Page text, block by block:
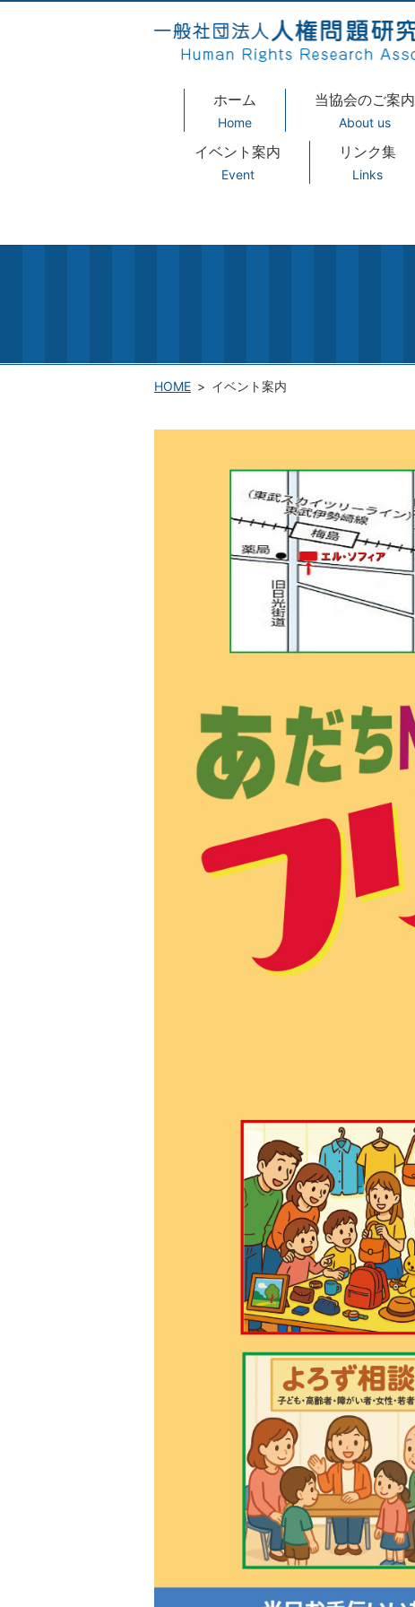
ホーム
Home
当協会のご案内
About us
イベント案内
Event
リンク集
Links
HOME イベント案内